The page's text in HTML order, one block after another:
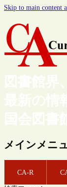
Skip to main content
図書館界
最新の情
国会図書
メインメニ
CA-R